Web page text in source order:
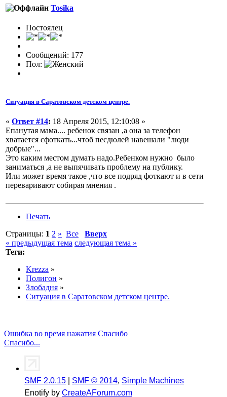
Tosika
Постоялец
Сообщений: 177
Пол:
Ситуация в Саратовском детском центре.
« Ответ #14: 18 Апреля 2015, 12:10:08 »
Епанутая мама.... ребенок связан ,а она за телефон
хватается сфоткать...чтоб песдюлей навешали "люди
добрые"...
Это каким местом думать надо.Ребенком нужно было
заниматься ,а не выпячивать проблему на публику.
Или может время такое ,что все подряд фоткают и в сети
переваривают собирая мнения .
Печать
Страницы: 1 2 » Все
Вверх
« предыдущая тема следующая тема »
Теги:
Krezza »
Полигон »
Злобадня »
Ситуация в Саратовском детском центре.
Ошибка во время нажатия Спасибо
Спасибо...
SMF 2.0.15 SMF © 2014, Simple Machines
Enotify by CreateAForum.com